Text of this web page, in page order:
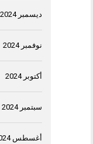
ديسمبر 2024
نوفمبر 2024
أكتوبر 2024
سبتمبر 2024
أغسطس 2024